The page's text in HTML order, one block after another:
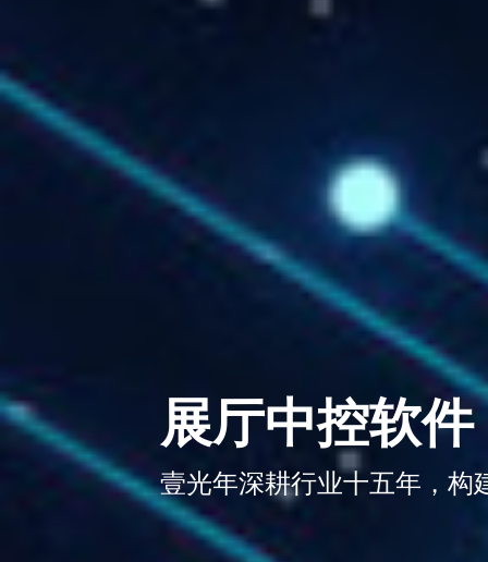
展厅中控软件
壹光年深耕行业十五年，构